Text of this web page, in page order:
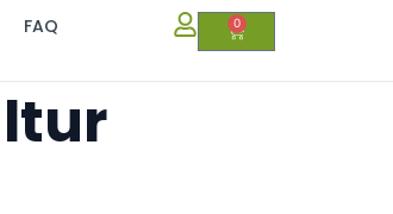
FAQ 0